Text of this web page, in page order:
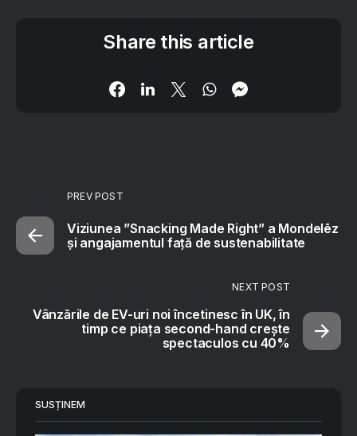
Share this article
PREV POST
Viziunea ”Snacking Made Right” a Mondelēz
și angajamentul față de sustenabilitate
NEXT POST
Vânzările de EV-uri noi încetinesc în UK, în
timp ce piața second-hand crește
spectaculos cu 40%
SUSȚINEM